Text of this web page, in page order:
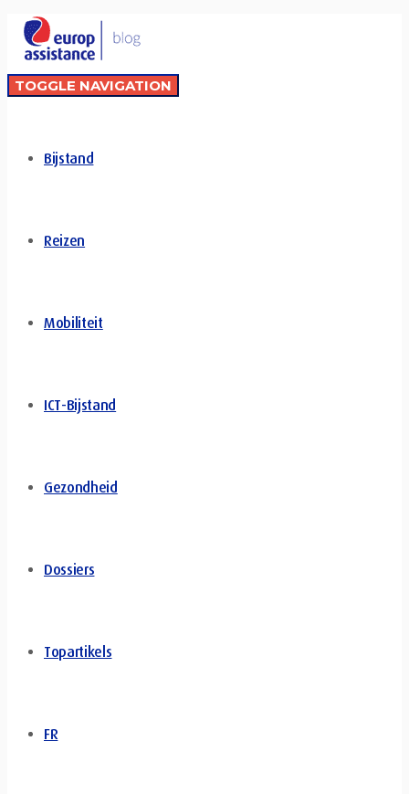
TOGGLE NAVIGATION
Bijstand
Reizen
Mobiliteit
ICT-Bijstand
Gezondheid
Dossiers
Topartikels
FR